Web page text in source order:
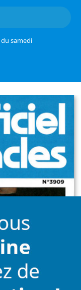
du samedi